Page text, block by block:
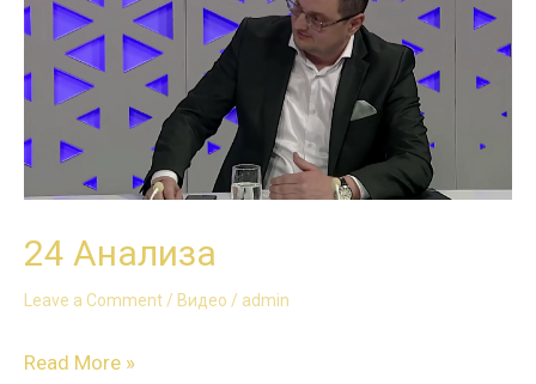
24 Анализа
Leave a Comment/ Видео / admin
Read More »